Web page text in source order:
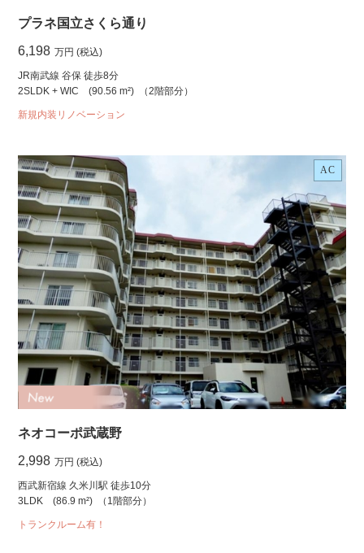
プラネ国立さくら通り
6,198 万円 (税込)
JR南武線 谷保 徒歩8分
2SLDK + WIC
(90.56 m²) （2階部分）
新規内装リノベーション
AC
ネオコーポ武蔵野
2,998 万円 (税込)
西武新宿線 久米川駅 徒歩10分
3LDK
(86.9 m²) （1階部分）
トランクルーム有！